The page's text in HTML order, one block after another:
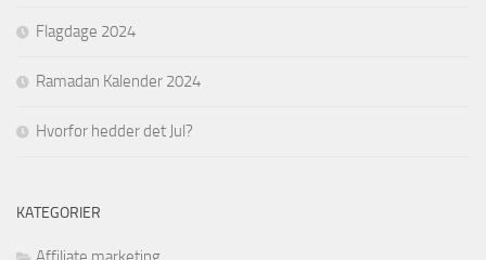
Flagdage 2024
Ramadan Kalender 2024
Hvorfor hedder det Jul?
KATEGORIER